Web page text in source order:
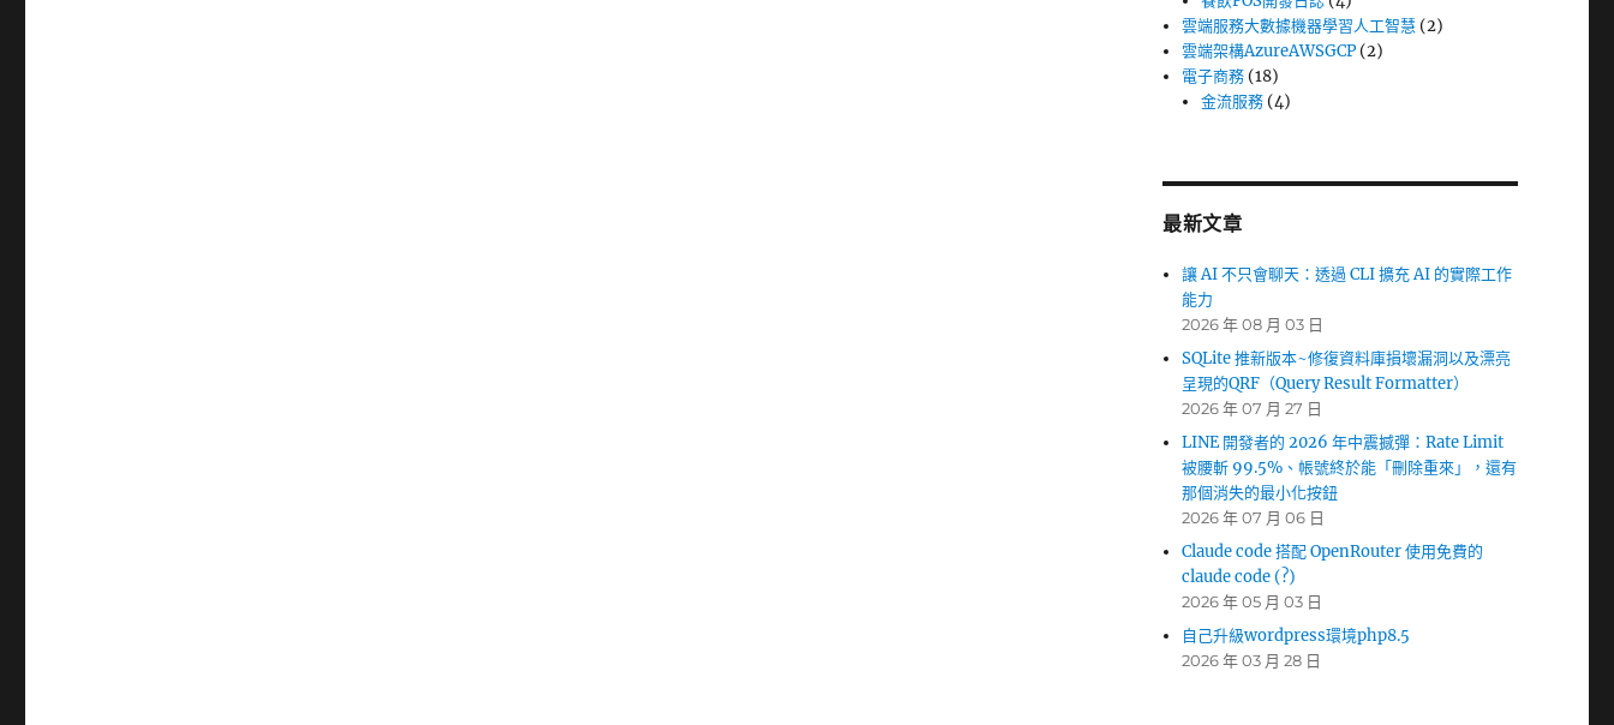
雲端服務大數據機器學習人工智慧 (2)
雲端架構AzureAWSGCP (2)
電子商務 (18)
金流服務 (4)
最新文章
讓 AI 不只會聊天：透過 CLI 擴充 AI 的實際工作
能力
2026 年 08 月 03 日
SQLite 推新版本~修復資料庫損壞漏洞以及漂亮
呈現的QRF（Query Result Formatter）
2026 年 07 月 27 日
LINE 開發者的 2026 年中震撼彈：Rate Limit
被腰斬 99.5%、帳號終於能「刪除重來」，還有
那個消失的最小化按鈕
2026 年 07 月 06 日
Claude code 搭配 OpenRouter 使用免費的
claude code (?)
2026 年 05 月 03 日
自己升級wordpress環境php8.5
2026 年 03 月 28 日